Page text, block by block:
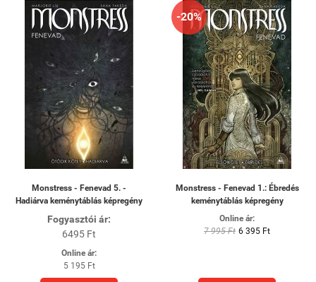
Monstress - Fenevad 5. -
Hadiárva keménytáblás képregény
Fogyasztói ár:
6495 Ft
Online ár:
5 195 Ft
-20%
Monstress - Fenevad 1.: Ébredés
keménytáblás képregény
Online ár:
7 995 Ft 6 395 Ft